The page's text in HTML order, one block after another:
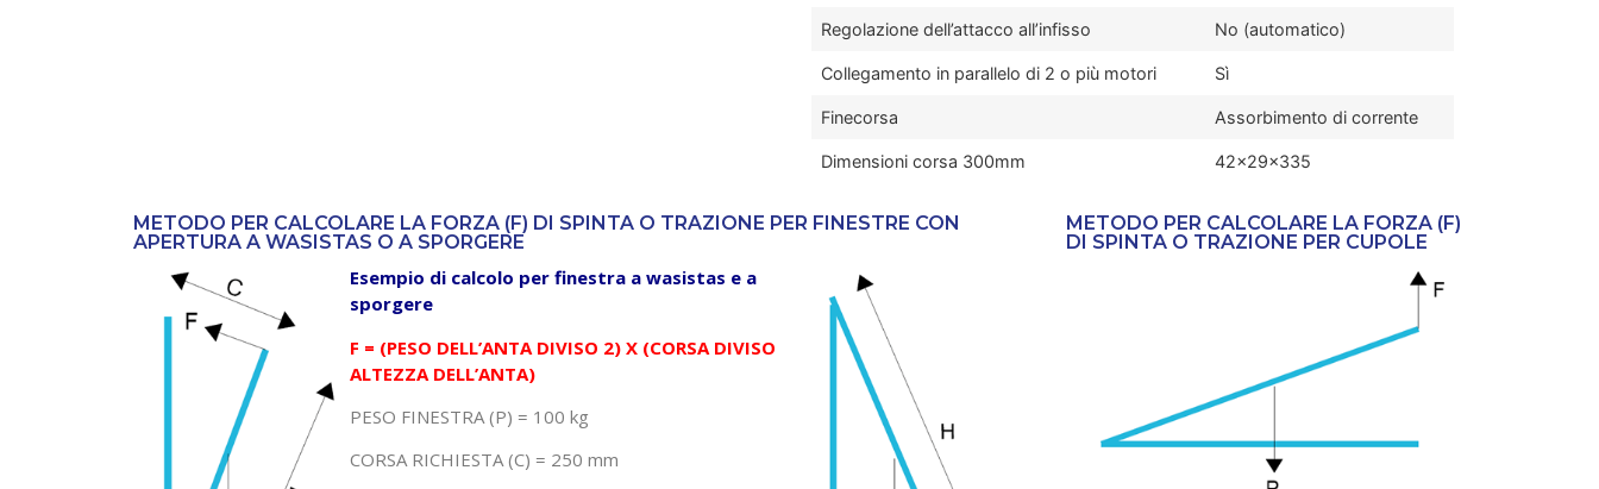
Regolazione dell’attacco all’infisso No (automatico)
Collegamento in parallelo di 2 o più motori Sì
Finecorsa Assorbimento di corrente
Dimensioni corsa 300mm 42x29x335
METODO PER CALCOLARE LA FORZA (F) DI SPINTA O TRAZIONE PER FINESTRE CON
APERTURA A WASISTAS O A SPORGERE
Esempio di calcolo per finestra a wasistas e a
sporgere
F = (PESO DELL’ANTA DIVISO 2) X (CORSA DIVISO
ALTEZZA DELL’ANTA)
PESO FINESTRA (P) = 100 kg
CORSA RICHIESTA (C) = 250 mm
METODO PER CALCOLARE LA FORZA (F)
DI SPINTA O TRAZIONE PER CUPOLE